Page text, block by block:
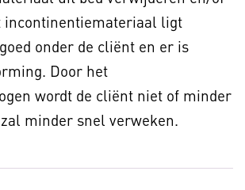
incontinentiemateriaal ligt
onder de cliënt en er is
Door het
wordt de cliënt niet of minder
minder snel verweken.